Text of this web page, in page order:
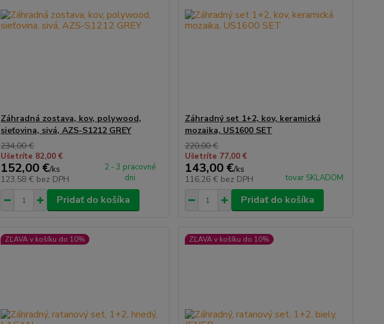
Záhradná zostava, kov, polywood,
sieťovina, sivá, AZS-S1212 GREY
234,00 €
Ušetríte 82,00 €
152,00 €/ks
123,58 € bez DPH
2 - 3 pracovné
dni
Pridať do košíka
Záhradný set 1+2, kov, keramická
mozaika, US1600 SET
220,00 €
Ušetríte 77,00 €
143,00 €/ks
116,26 € bez DPH tovar SKLADOM
Pridať do košíka
ZĽAVA v košíku do 10% ZĽAVA v košíku do 10%